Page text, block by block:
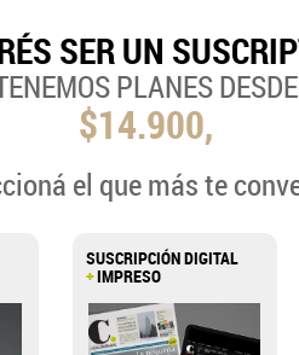
SER UN
PLANES DESDE
$14.900,
el que más te
SUSCRIPCIÓN DIGITAL
+IMPRESO